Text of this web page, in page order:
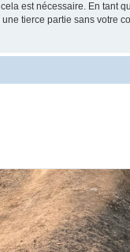
est nécessaire. En tant
tierce partie sans votre